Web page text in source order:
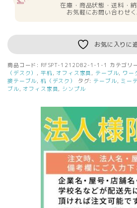
デ
ィ
RF
シ
ン
在庫・商品状態・送料・納
お気軽にお問い合わせ
お気に入りに
商品コード: RFSPT-1212DB2-1-1-1 カテゴリ
（デスク） , 平机 , オフィス家具 , テーブル, ワー
接テーブル, 机（デスク） タグ: テーブル, ミー
ブル, オフィス家具, シンプル